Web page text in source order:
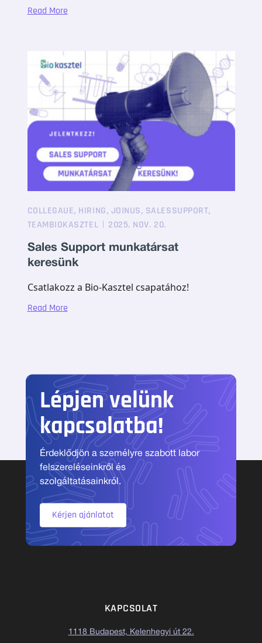
Read More
COLLEGAUE, HIRING, JOINUS, SALESSUPPORT,
TEAMBIOKASZTEL 2025. NOV. 20.
Sales Support munkatársat
keresünk
Csatlakozz a Bio-Kasztel csapatához!
Read More
Lépjen velünk
kapcsolatba!
Érdeklődjön a személyre szabott labor
felszereléseinkről és
szolgáltatásainkról.
Kérjen ajánlatot
KAPCSOLAT
1118 Budapest, Kelenhegyi út 22.